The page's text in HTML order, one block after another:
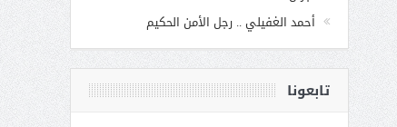
أحمد الغفيلي .. رجل الأمن الحكيم
تابعونا